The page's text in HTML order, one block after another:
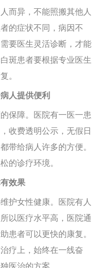
而异，不能照搬其他人
的症状不同，病因不
要医生灵活诊断，才能
斑患者要根据专业医生
。
人提供便利
保障。医院有一医一患
收费透明公示，无假日
带给病人许多的方便。
的诊疗环境。
效果
护女性健康。医院有人
以医疗水平高，医院通
患者可以更快的康复。
疗上，始终在一线奋